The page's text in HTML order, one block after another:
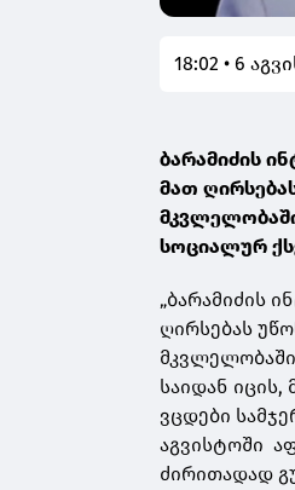
18:02 • 6
ბარამიძის
მათ
სოციალურ
„ბარამიძის
ღირსებას
საიდან
ვცდები
აგვისტოში
ძირითადად